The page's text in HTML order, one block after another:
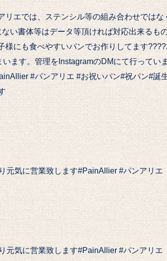
リエでは、ステンシル等の組み合わせでは
い書体等はデータ等頂ければ対応出来るも
にも食べやすいパンでお作りしてます
ます。管理をInstagramのDMにて行ってい
#パンアリエ #お祝いパン#祝パン#誕
元気に営業致します️#PainAllier #パンアリエ
元気に営業致します#PainAllier #パンアリエ